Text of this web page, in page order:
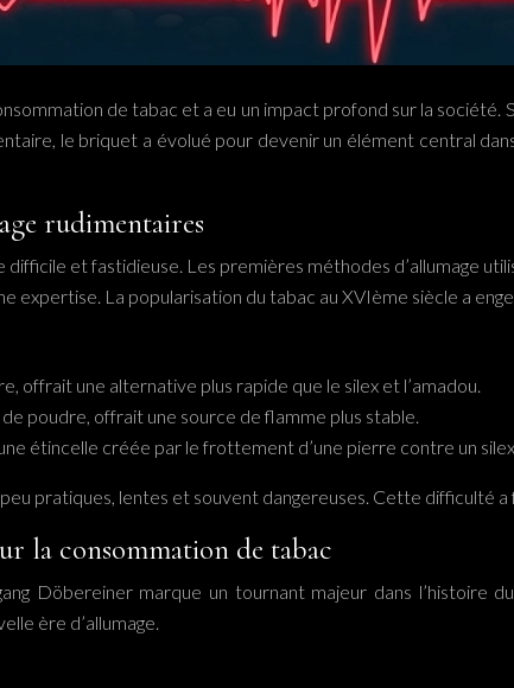
de tabac et a eu un impact profond sur la
le briquet a évolué pour devenir un élément central
rudimentaires
et fastidieuse. Les premières méthodes d’allumage
La popularisation du tabac au XVIème siècle a
offrait une alternative plus rapide que le silex et l’amadou.
poudre, offrait une source de flamme plus stable.
étincelle créée par le frottement d’une pierre contre un
pratiques, lentes et souvent dangereuses. Cette difficulté a
la consommation de tabac
Döbereiner marque un tournant majeur dans
ère d’allumage.